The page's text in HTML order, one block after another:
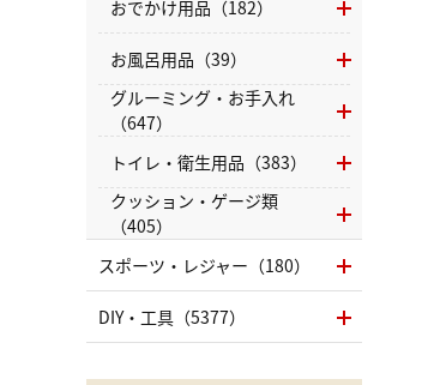
おでかけ用品（182）
お風呂用品（39）
グルーミング・お手入れ
（647）
トイレ・衛生用品（383）
クッション・ゲージ類
（405）
スポーツ・レジャー（180）
DIY・工具（5377）